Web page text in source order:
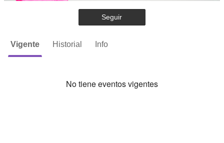
Seguir
Vigente Historial Info
No tiene eventos vigentes